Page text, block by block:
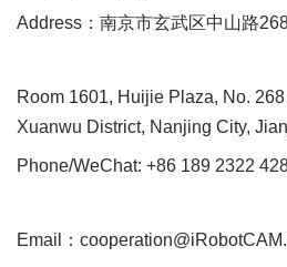
Address：南京市玄武区中山路268
Room 1601, Huijie Plaza, No.
Xuanwu District, Nanjing City,
Phone/WeChat: +86 189 2322
Email：